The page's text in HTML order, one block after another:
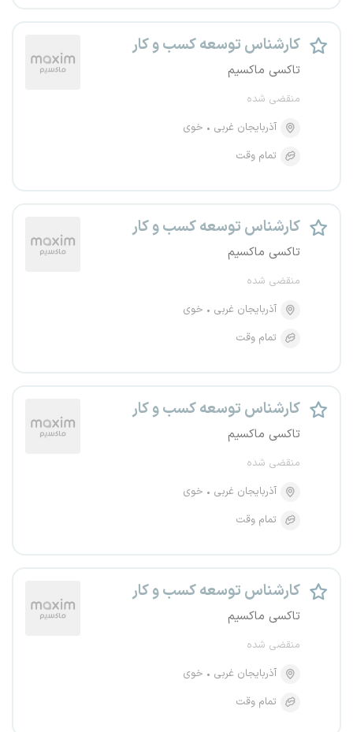
کارشناس توسعه کسب و کار
تاکسی ماکسیم
منقضی شده
آذربایجان غربی
خوی
تمام وقت
کارشناس توسعه کسب و کار
تاکسی ماکسیم
منقضی شده
آذربایجان غربی
خوی
تمام وقت
کارشناس توسعه کسب و کار
تاکسی ماکسیم
منقضی شده
آذربایجان غربی
خوی
تمام وقت
کارشناس توسعه کسب و کار
تاکسی ماکسیم
منقضی شده
آذربایجان غربی
خوی
تمام وقت